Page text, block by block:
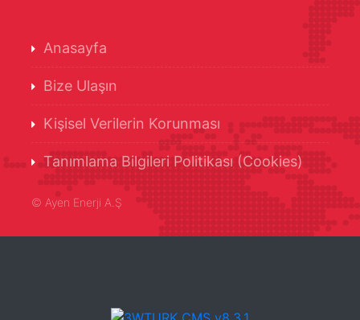
Anasayfa
Bize Ulaşın
Kişisel Verilerin Korunması
Tanımlama Bilgileri Politikası (Cookies)
© Ayen Enerji A.Ş